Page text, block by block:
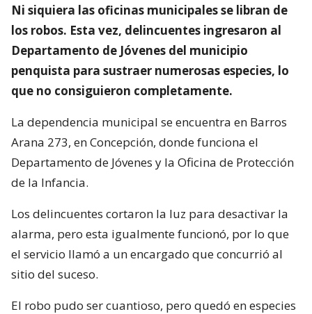
Ni siquiera las oficinas municipales se libran de
los robos. Esta vez, delincuentes ingresaron al
Departamento de Jóvenes del municipio
penquista para sustraer numerosas especies, lo
que no consiguieron completamente.
La dependencia municipal se encuentra en Barros
Arana 273, en Concepción, donde funciona el
Departamento de Jóvenes y la Oficina de Protección
de la Infancia.
Los delincuentes cortaron la luz para desactivar la
alarma, pero esta igualmente funcionó, por lo que
el servicio llamó a un encargado que concurrió al
sitio del suceso.
El robo pudo ser cuantioso, pero quedó en especies